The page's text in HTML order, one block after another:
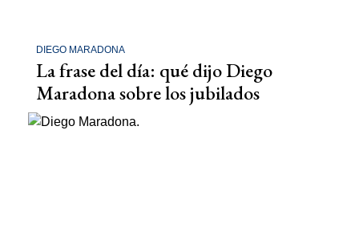
DIEGO MARADONA
La frase del día: qué dijo Diego
Maradona sobre los jubilados